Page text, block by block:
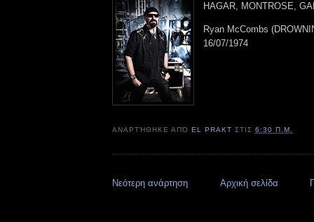
HAGAR, MONTROSE,
Ryan McCombs
16/07/1974
ΑΝΑΡΤΉΘΗΚΕ ΑΠΌEL PRAKT ΣΤΙΣ6:30 Π.Μ.
Νεότερη ανάρτηση Αρχική σελίδα